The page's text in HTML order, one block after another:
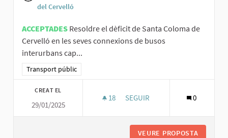
del Cervelló
ACCEPTADES Resoldre el dèficit de Santa Coloma de
Cervelló en les seves connexions de busos
interurbans cap...
Resultats al filtrar per la categoria: Transport públic
Transport públic
CREAT EL
29/01/2025
18 18 SEGUIDORES
SEGUIR 0
VEURE PROPOSTA